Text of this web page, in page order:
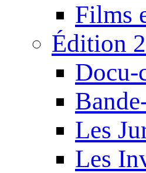
Films
Édition
Docu-
Les
Les